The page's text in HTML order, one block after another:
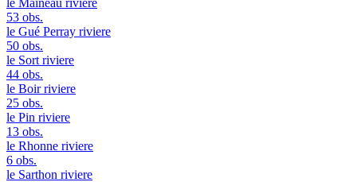
53 obs.
le Gué Perray riviere
50 obs.
le Sort riviere
44 obs.
le Boir riviere
25 obs.
le Pin riviere
13 obs.
le Rhonne riviere
6 obs.
le Sarthon riviere